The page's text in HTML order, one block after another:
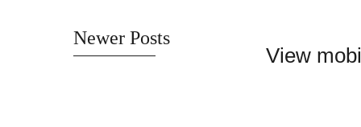
Newer Posts
View